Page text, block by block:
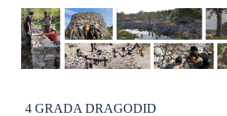
Skip
content
4 GRADA DRAGODID